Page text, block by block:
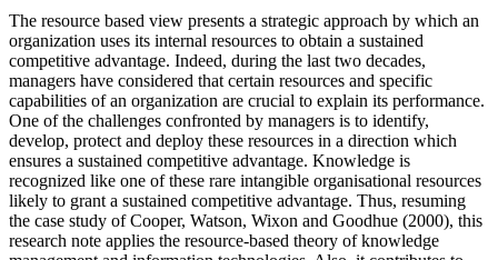
The resource based view presents a strategic approach by which an
organization uses its internal resources to obtain a sustained
competitive advantage. Indeed, during the last two decades,
managers have considered that certain resources and specific
capabilities of an organization are crucial to explain its performance.
One of the challenges confronted by managers is to identify,
develop, protect and deploy these resources in a direction which
ensures a sustained competitive advantage. Knowledge is
recognized like one of these rare intangible organisational resources
likely to grant a sustained competitive advantage. Thus, resuming
the case study of Cooper, Watson, Wixon and Goodhue (2000), this
research note applies the resource-based theory of knowledge